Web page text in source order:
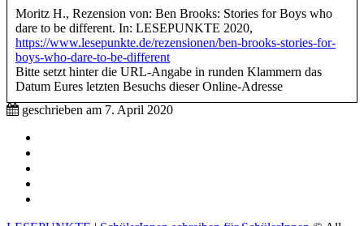
Moritz H., Rezension von: Ben Brooks: Stories for Boys who
dare to be different. In: LESEPUNKTE 2020,
https://www.lesepunkte.de/rezensionen/ben-brooks-stories-for-
boys-who-dare-to-be-different
Bitte setzt hinter die URL-Angabe in runden Klammern das
Datum Eures letzten Besuchs dieser Online-Adresse
geschrieben am 7. April 2020